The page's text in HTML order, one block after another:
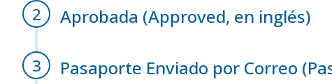
Aprobada (Approved, en inglés)
Pasaporte Enviado por Correo